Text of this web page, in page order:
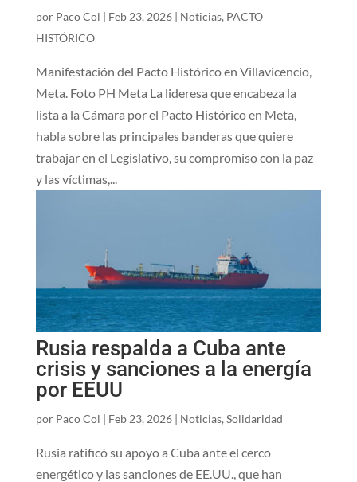
por Paco Col | Feb 23, 2026| Noticias, PACTO
HISTÓRICO
Manifestación del Pacto Histórico en Villavicencio,
Meta. Foto PH Meta La lideresa que encabeza la
lista a la Cámara por el Pacto Histórico en Meta,
habla sobre las principales banderas que quiere
trabajar en el Legislativo, su compromiso con la paz
y las víctimas,...
Rusia respalda a Cuba ante
crisis y sanciones a la energía
por EEUU
por Paco Col | Feb 23, 2026| Noticias, Solidaridad
Rusia ratificó su apoyo a Cuba ante el cerco
energético y las sanciones de EE.UU., que han